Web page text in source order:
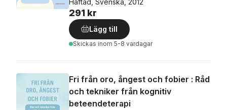
Häftad, Svenska, 2012
291 kr
Lägg till
Skickas inom 5-8 vardagar
Fri från oro, ångest och fobier : Råd
och tekniker från kognitiv
beteendeterapi